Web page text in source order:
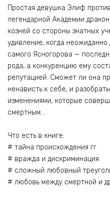
Простая девушка Элиф
легендарной Академии
козней со стороны знатных
удивление, когда
самого Ясногорова —
рода, а конкуренцию ему
репутацией. Сможет ли она
ненависть к себе, и
изменениями, которые
смертным…
Что есть в книге:
# тайна происхождения гг
# вражда и дискриминация
# сложный любовный
# любовь между смертной и